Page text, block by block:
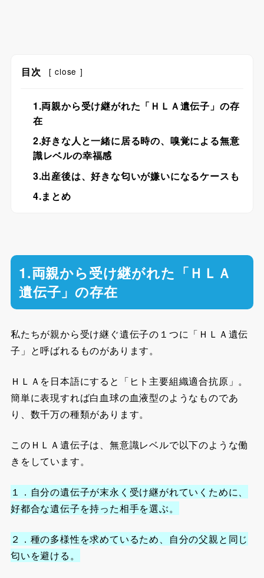
目次 [ close ]
1.両親から受け継がれた「ＨＬＡ遺伝子」の存
在
2.好きな人と一緒に居る時の、嗅覚による無意
識レベルの幸福感
3.出産後は、好きな匂いが嫌いになるケースも
4.まとめ
1.両親から受け継がれた「ＨＬＡ
遺伝子」の存在
私たちが親から受け継ぐ遺伝子の１つに「ＨＬＡ遺伝
子」と呼ばれるものがあります。
ＨＬＡを日本語にすると「ヒト主要組織適合抗原」。
簡単に表現すれば白血球の血液型のようなものであ
り、数千万の種類があります。
このＨＬＡ遺伝子は、無意識レベルで以下のような働
きをしています。
１．自分の遺伝子が末永く受け継がれていくために、
好都合な遺伝子を持った相手を選ぶ。
２．種の多様性を求めているため、自分の父親と同じ
匂いを避ける。